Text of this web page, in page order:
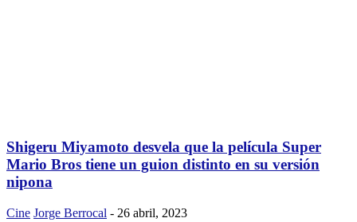
Shigeru Miyamoto desvela que la película Super
Mario Bros tiene un guion distinto en su versión
nipona
Cine Jorge Berrocal - 26 abril, 2023